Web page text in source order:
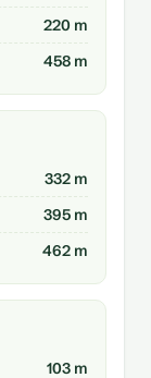
220 m
458 m
332 m
395 m
462 m
103 m